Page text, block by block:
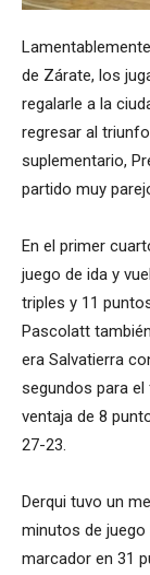
de Zárate, los
regalarle a la
regresar al
suplementario,
partido muy
En el primer
juego de ida y
triples y 11
Pascolatt
era Salvatierra
segundos para
ventaja de 8
27-23.
Derqui tuvo un
minutos de juego
marcador en 31